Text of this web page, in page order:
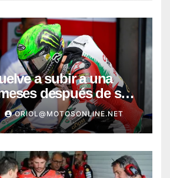
a subir a una
después de su
ORIOL@MOTOSONLINE.NET